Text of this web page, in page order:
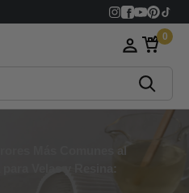
0
Más Comunes al
Velas y Resina: